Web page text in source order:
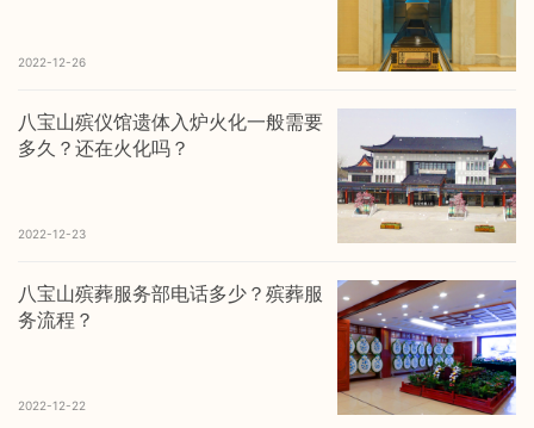
2022-12-26
八宝山殡仪馆遗体入炉火化一般需要
多久？还在火化吗？
2022-12-23
八宝山殡葬服务部电话多少？殡葬服
务流程？
2022-12-22